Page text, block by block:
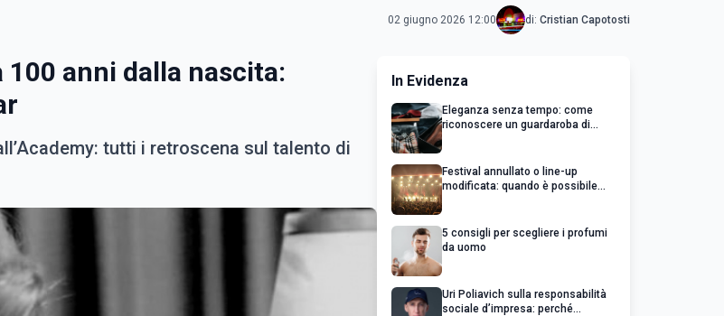
02 giugno 2026 12:00 di: Cristian Capotosti
anni dalla nascita:
tutti i retroscena sul talento di
In Evidenza
Eleganza senza tempo: come
riconoscere un guardaroba di
Festival annullato o line-up
modificata: quando è possibile
5 consigli per scegliere i profumi
da uomo
Uri Poliavich sulla responsabilità
sociale d’impresa: perché